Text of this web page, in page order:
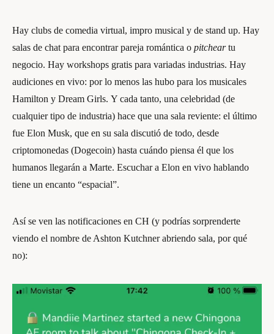
Hay clubs de comedia virtual, impro musical y de stand up. Hay
salas de chat para encontrar pareja romántica o pitcheartu
negocio. Hay workshops gratis para variadas industrias. Hay
audiciones en vivo: por lo menos las hubo para los musicales
Hamilton y Dream Girls. Y cada tanto, una celebridad (de
cualquier tipo de industria) hace que una sala reviente: el último
fue Elon Musk, que en su sala discutió de todo, desde
criptomonedas (Dogecoin) hasta cuándo piensa él que los
humanos llegarán a Marte. Escuchar a Elon en vivo hablando
tiene un encanto “espacial”.
Así se ven las notificaciones en CH (y podrías sorprenderte
viendo el nombre de Ashton Kutchner abriendo sala, por qué
no):